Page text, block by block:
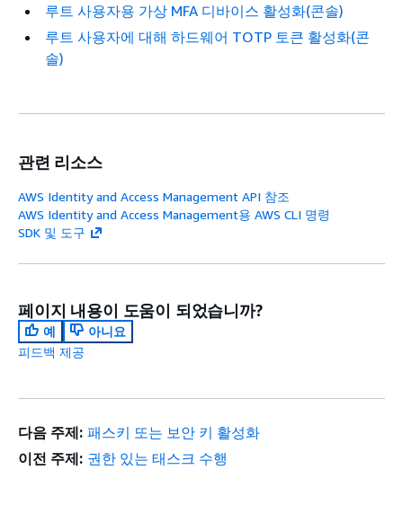
루트 사용자용 가상 MFA 디바이스 활성화(콘솔)
루트 사용자에 대해 하드웨어 TOTP 토큰 활성화(콘
솔)
관련 리소스
AWS Identity and Access Management API 참조
AWS Identity and Access Management용 AWS CLI 명령
SDK 및 도구
페이지 내용이 도움이 되었습니까?
예
아니요
피드백 제공
다음 주제: 패스키 또는 보안 키 활성화
이전 주제: 권한 있는 태스크 수행